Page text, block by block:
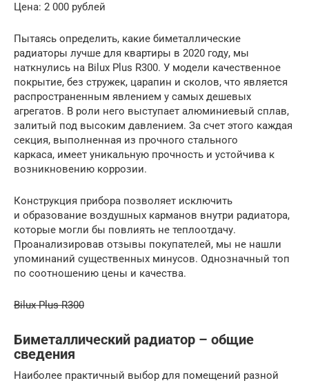
Цена: 2 000 рублей
Пытаясь определить, какие биметаллические
радиаторы лучше для квартиры в 2020 году, мы
наткнулись на Bilux Plus R300. У модели качественное
покрытие, без стружек, царапин и сколов, что является
распространенным явлением у самых дешевых
агрегатов. В роли него выступает алюминиевый сплав,
залитый под высоким давлением. За счет этого каждая
секция, выполненная из прочного стального
каркаса, имеет уникальную прочность и устойчива к
возникновению коррозии.
Конструкция прибора позволяет исключить
и образование воздушных карманов внутри радиатора,
которые могли бы повлиять не теплоотдачу.
Проанализировав отзывы покупателей, мы не нашли
упоминаний существенных минусов. Однозначный топ
по соотношению цены и качества.
Bilux Plus R300
Биметаллический радиатор – общие
сведения
Наиболее практичный выбор для помещений разной